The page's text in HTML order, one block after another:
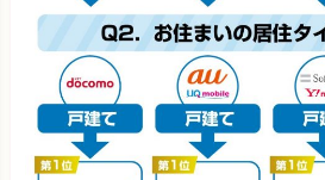
DTI光
J:COM
NURO
ない場合の実質月額料金 ・auと
回線＋光電話」が適用条件となるた
て算定 ・スマホセット割引は最大額
フレッツ光のプロバイダはBB.エキサ
算定 ・UQモバイルは「auひかり」の
載